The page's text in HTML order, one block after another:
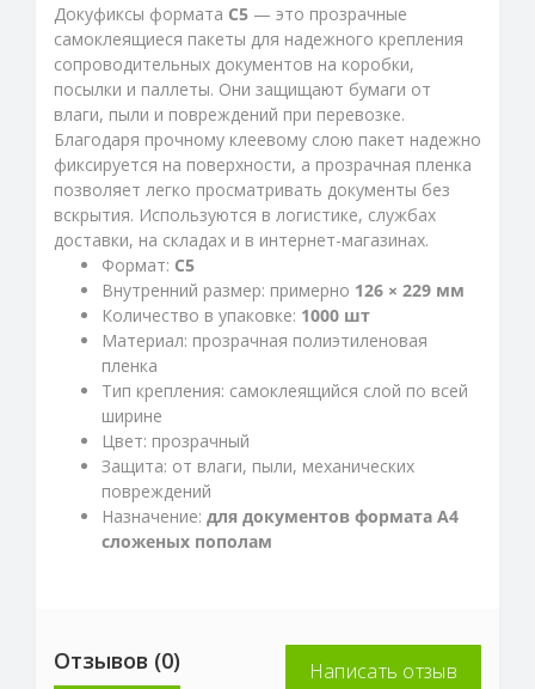
Докyфиксы формата С5 — это прозрачные
самоклеящиеся пакеты для надежного крепления
сопроводительных документов на коробки,
посылки и паллеты. Они защищают бумаги от
влаги, пыли и повреждений при перевозке.
Благодаря прочному клеевому слою пакет надежно
фиксируется на поверхности, а прозрачная пленка
позволяет легко просматривать документы без
вскрытия. Используются в логистике, службах
доставки, на складах и в интернет-магазинах.
Формат: C5
Внутренний размер: примерно 126 × 229 мм
Количество в упаковке: 1000 шт
Материал: прозрачная полиэтиленовая
пленка
Тип крепления: самоклеящийся слой по всей
ширине
Цвет: прозрачный
Защита: от влаги, пыли, механических
повреждений
Назначение: для документов формата A4
сложеных пополам
Отзывов (0) Написать отзыв